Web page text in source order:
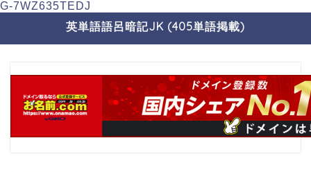
G-7WZ635TEDJ
英単語語呂暗記JK (405単語掲載)